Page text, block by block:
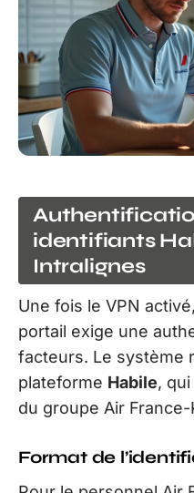
identifiants
Intralignes
Une fois le VPN
portail exige une
facteurs. Le système
plateforme Habile,
du groupe Air France-
Format de